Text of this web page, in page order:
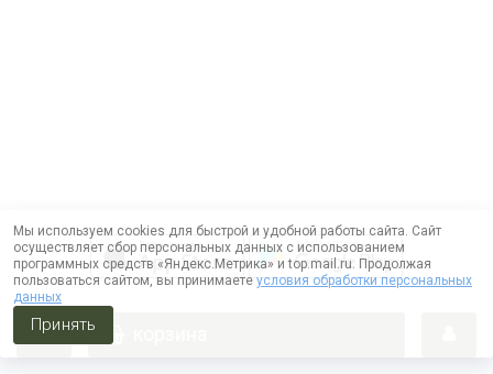
Мы используем cookies для быстрой и удобной работы сайта. Сайт
осуществляет сбор персональных данных с использованием
программных средств «Яндекс.Метрика» и top.mail.ru. Продолжая
пользоваться сайтом, вы принимаете условия обработки персональных
данных
Принять